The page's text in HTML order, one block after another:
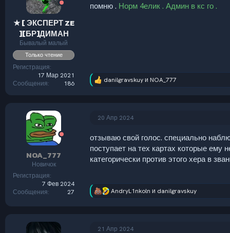
:
★ [ ЭКСПЕРТ ZE
][БР]ДИМАН
Бывалый малый
Только чтение
Регистрация
17 Мар 2021
Сообщения
186
помню . Норм 4елик . Админ в кс го .
Р
:
danilgravskuyи NOA_777
NOA_777
Новичок
Регистрация
7 Фев 2024
Сообщения
27
20 Апр 2024
отзываю свой голос. специально
поступает на тех картах которые ему
категорически против этого хера в
Р
AndryL1nkoln и danilgravskuy
21 Апр 2024